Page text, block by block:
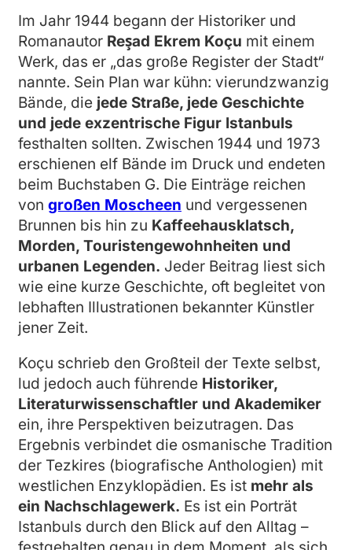
Im Jahr 1944 begann der Historiker und
Romanautor Reşad Ekrem Koçu mit einem
Werk, das er „das große Register der Stadt“
nannte. Sein Plan war kühn: vierundzwanzig
Bände, die jede Straße, jede Geschichte
und jede exzentrische Figur Istanbuls
festhalten sollten. Zwischen 1944 und 1973
erschienen elf Bände im Druck und endeten
beim Buchstaben G. Die Einträge reichen
von großen Moscheen und vergessenen
Brunnen bis hin zu Kaffeehausklatsch,
Morden, Touristengewohnheiten und
urbanen Legenden. Jeder Beitrag liest sich
wie eine kurze Geschichte, oft begleitet von
lebhaften Illustrationen bekannter Künstler
jener Zeit.
Koçu schrieb den Großteil der Texte selbst,
lud jedoch auch führende Historiker,
Literaturwissenschaftler und Akademiker
ein, ihre Perspektiven beizutragen. Das
Ergebnis verbindet die osmanische Tradition
der Tezkires (biografische Anthologien) mit
westlichen Enzyklopädien. Es ist mehr als
ein Nachschlagewerk. Es ist ein Porträt
Istanbuls durch den Blick auf den Alltag –